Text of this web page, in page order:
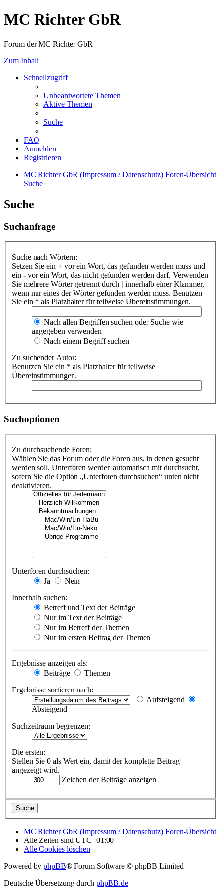
MC Richter GbR
Forum der MC Richter GbR
Zum Inhalt
Schnellzugriff
Unbeantwortete Themen
Aktive Themen
Suche
FAQ
Anmelden
Registrieren
MC Richter GbR (Impressum / Datenschutz) Foren-Übersicht
Suche
Suche
Suchanfrage
Suche nach Wörtern:
Setzen Sie ein + vor ein Wort, das gefunden werden muss und
ein - vor ein Wort, das nicht gefunden werden darf. Verwenden
Sie mehrere Wörter getrennt durch | innerhalb einer Klammer,
wenn nur eines der Wörter gefunden werden muss. Benutzen
Sie ein * als Platzhalter für teilweise Übereinstimmungen.
Nach allen Begriffen suchen oder Suche wie
angegeben verwenden
Nach einem Begriff suchen
Zu suchender Autor:
Benutzen Sie ein * als Platzhalter für teilweise
Übereinstimmungen.
Suchoptionen
Zu durchsuchende Foren:
Wählen Sie das Forum oder die Foren aus, in denen gesucht
werden soll. Unterforen werden automatisch mit durchsucht,
sofern Sie die Option „Unterforen durchsuchen“ unten nicht
deaktivieren.
Unterforen durchsuchen:
Ja
Nein
Innerhalb suchen:
Betreff und Text der Beiträge
Nur im Text der Beiträge
Nur im Betreff der Themen
Nur im ersten Beitrag der Themen
Ergebnisse anzeigen als:
Beiträge
Themen
Ergebnisse sortieren nach:
Aufsteigend
Absteigend
Suchzeitraum begrenzen:
Die ersten:
Stellen Sie 0 als Wert ein, damit der komplette Beitrag
angezeigt wird.
Zeichen der Beiträge anzeigen
MC Richter GbR (Impressum / Datenschutz) Foren-Übersicht
Alle Zeiten sind UTC+01:00
Alle Cookies löschen
Powered by phpBB® Forum Software © phpBB Limited
Deutsche Übersetzung durch phpBB.de